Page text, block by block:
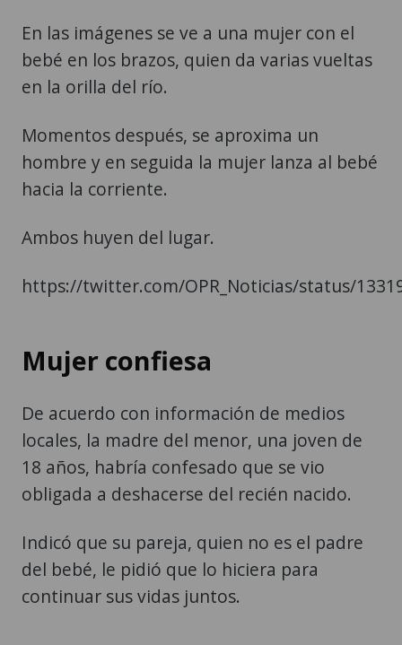
En las imágenes se ve a una mujer con el
bebé en los brazos, quien da varias vueltas
en la orilla del río.
Momentos después, se aproxima un
hombre y en seguida la mujer lanza al bebé
hacia la corriente.
Ambos huyen del lugar.
https://twitter.com/OPR_Noticias/status/
Mujer confiesa
De acuerdo con información de medios
locales, la madre del menor, una joven de
18 años, habría confesado que se vio
obligada a deshacerse del recién nacido.
Indicó que su pareja, quien no es el padre
del bebé, le pidió que lo hiciera para
continuar sus vidas juntos.